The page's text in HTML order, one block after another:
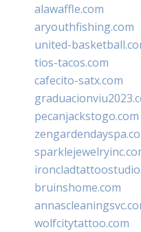
alawaffle.com
aryouthfishing.com
united-
tios-tacos.com
cafecito-satx.com
pecanjackstogo.com
bruinshome.com
wolfcitytattoo.com